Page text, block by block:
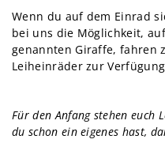
Wenn du auf dem Einrad
bei uns die Möglichkeit,
genannten Giraffe, fahren
Leiheinräder zur
Für den Anfang stehen euch
du schon ein eigenes hast,